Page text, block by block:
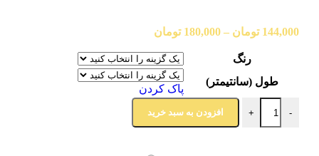
144,000 تومان –
180,000 تومان
رنگ
طول (سانتیمتر)
پاک کردن
-
+ افزودن به سبد خرید